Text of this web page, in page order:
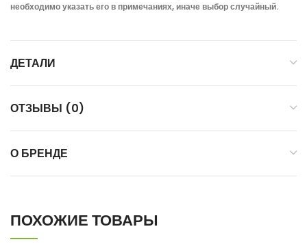
необходимо указать его в примечаниях, иначе выбор случайный.
ДЕТАЛИ
ОТЗЫВЫ (0)
О БРЕНДЕ
ПОХОЖИЕ ТОВАРЫ